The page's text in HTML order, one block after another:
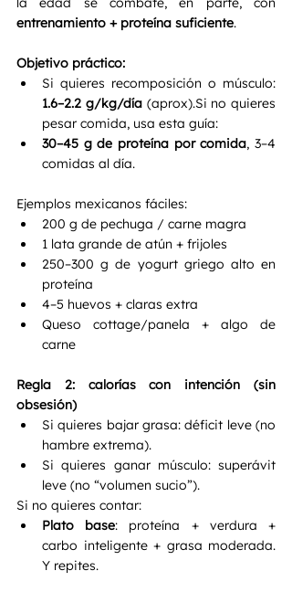
entrenamiento + proteína suficiente.
Objetivo práctico:
1.6–2.2 g/kg/día (aprox).Si no quieres
pesar comida, usa esta guía:
30–45 g de proteína por comida, 3–4
comidas al día.
Ejemplos mexicanos fáciles:
200 g de pechuga / carne magra
1 lata grande de atún + frijoles
250–300 g de yogurt griego alto en
proteína
4–5 huevos + claras extra
Queso cottage/panela + algo de
carne
Regla 2: calorías con intención (sin
obsesión)
Si quieres bajar grasa: déficit leve (no
hambre extrema).
Si quieres ganar músculo: superávit
leve (no “volumen sucio”).
Si no quieres contar:
Plato base: proteína + verdura +
carbo inteligente + grasa moderada.
Y repites.